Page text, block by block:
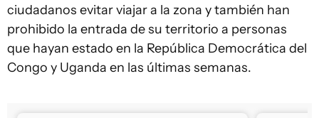
ciudadanos evitar viajar a la zona y también han
prohibido la entrada de su territorio a personas
que hayan estado en la República Democrática del
Congo y Uganda en las últimas semanas.